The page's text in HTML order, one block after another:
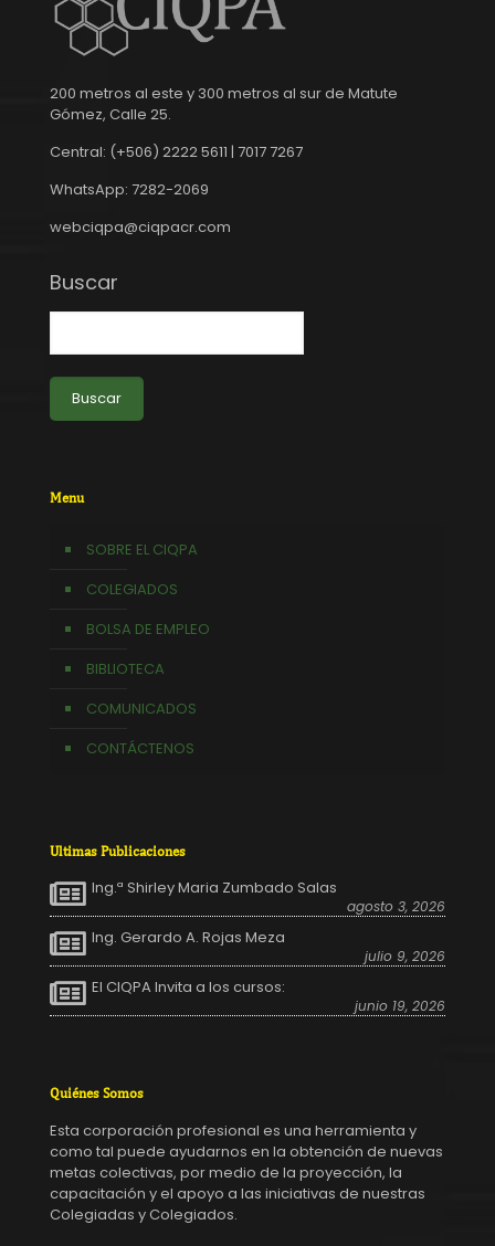
200 metros al este y 300 metros al sur de Matute
Gómez, Calle 25.
Central: (+506) 2222 5611 | 7017 7267
WhatsApp: 7282-2069
webciqpa@ciqpacr.com
Buscar
Buscar
Menu
SOBRE EL CIQPA
COLEGIADOS
BOLSA DE EMPLEO
BIBLIOTECA
COMUNICADOS
CONTÁCTENOS
Ultimas Publicaciones
Ing.ª Shirley Maria Zumbado Salas
agosto 3, 2026
Ing. Gerardo A. Rojas Meza
julio 9, 2026
El CIQPA Invita a los cursos:
junio 19, 2026
Quiénes Somos
Esta corporación profesional es una herramienta y
como tal puede ayudarnos en la obtención de nuevas
metas colectivas, por medio de la proyección, la
capacitación y el apoyo a las iniciativas de nuestras
Colegiadas y Colegiados.